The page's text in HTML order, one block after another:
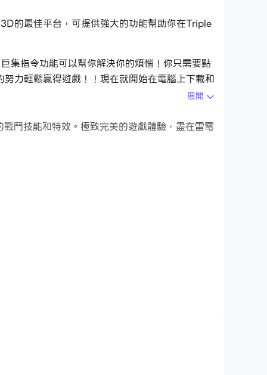
最佳平台，可提供強大的功能幫助你在Triple
指令功能可以幫你解決你的煩惱！你只需要點
力輕鬆贏得遊戲！！現在就開始在電腦上下載和
展開
鬥技能和特效。極致完美的遊戲體驗，盡在雷電